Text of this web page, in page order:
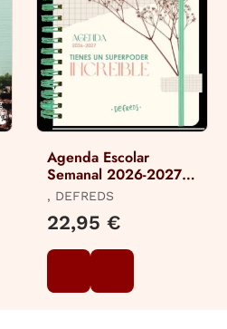
Agenda Escolar
Semanal 2026-2027
Defreds
, DEFREDS
22,95 €